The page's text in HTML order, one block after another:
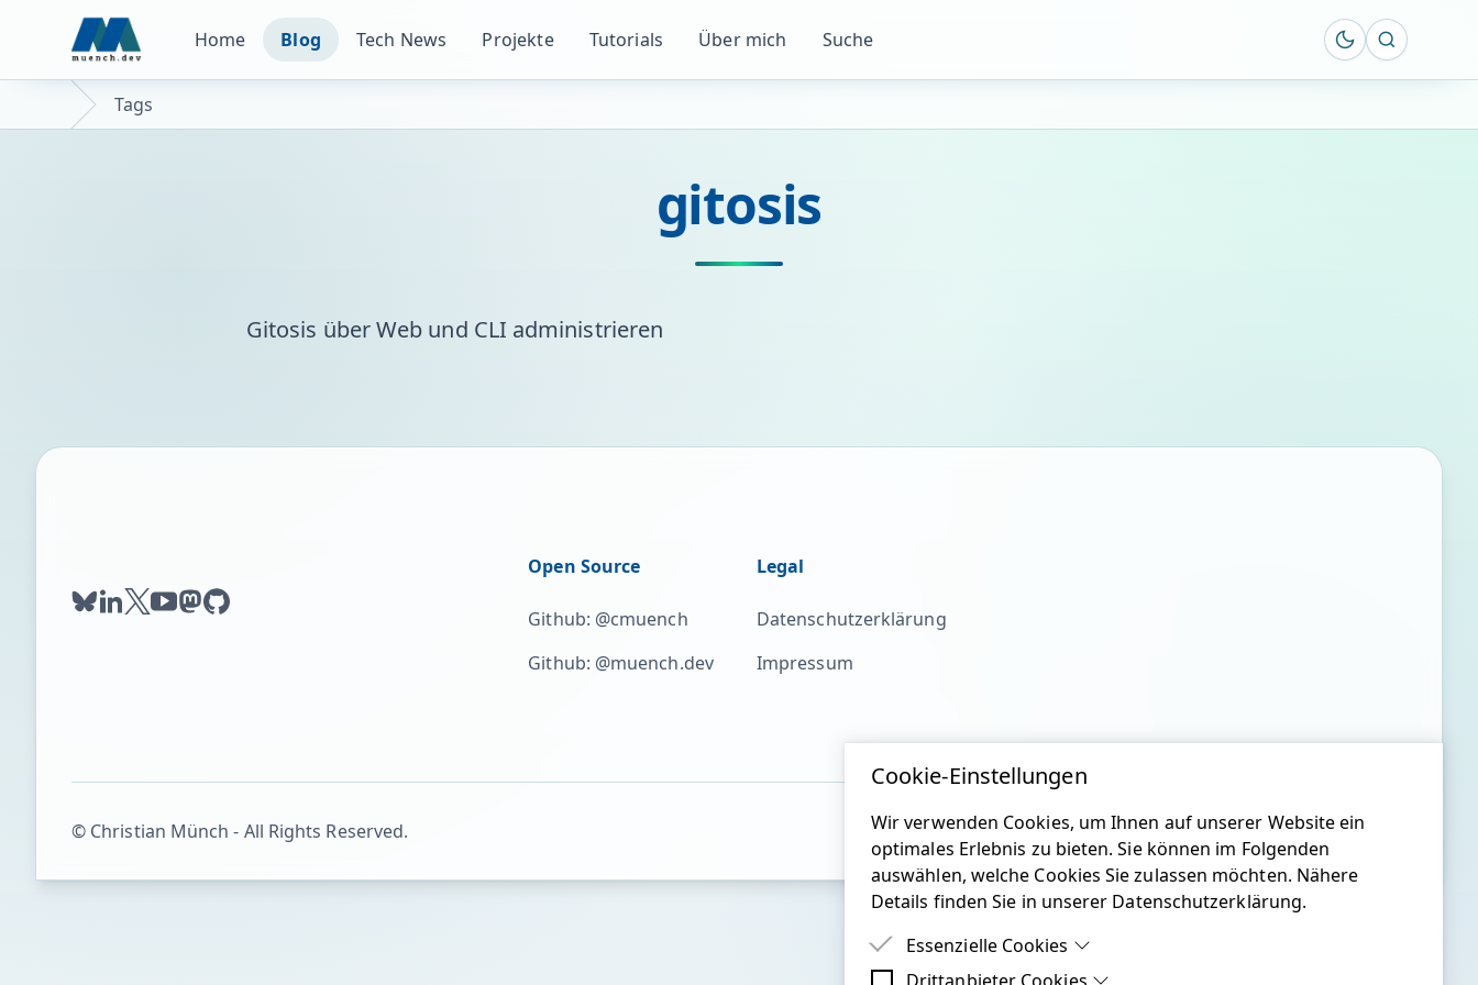
Home Blog Tech News Projekte Tutorials Über mich Suche Suche
Tags
gitosis
Gitosis über Web und CLI administrieren
Cookie-Einstellungen
Wir verwenden Cookies, um Ihnen auf unserer Website ein
optimales Erlebnis zu bieten. Sie können im Folgenden
auswählen, welche Cookies Sie zulassen möchten. Nähere
Details finden Sie in unserer Datenschutzerklärung.
Essenzielle Cookies
bluesky
linkedin
twitter
youtube
mastodon
github
Open Source
Github: @cmuench
Github: @muench.dev
Legal
Datenschutzerklärung
Impressum
© Christian Münch - All Rights Reserved.